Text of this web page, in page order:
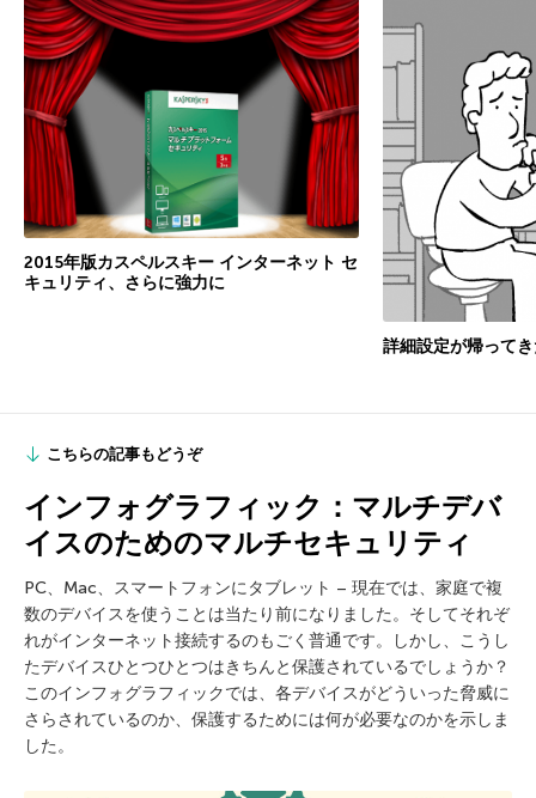
2015年版カスペルスキー インターネット セ
キュリティ、さらに強力に
詳細設定が帰って
こちらの記事もどうぞ
インフォグラフィック：マルチデバ
イスのためのマルチセキュリティ
PC、Mac、スマートフォンにタブレット – 現在では、家庭で複
数のデバイスを使うことは当たり前になりました。そしてそれぞ
れがインターネット接続するのもごく普通です。しかし、こうし
たデバイスひとつひとつはきちんと保護されているでしょうか？
このインフォグラフィックでは、各デバイスがどういった脅威に
さらされているのか、保護するためには何が必要なのかを示しま
した。